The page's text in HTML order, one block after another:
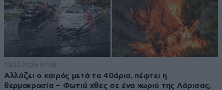
23·07·2026 07:38
Αλλάζει ο καιρός μετά τα 40άρια, πέφτει η
θερμοκρασία – Φωτιά χθες σε ένα χωριό της Λάρισας,